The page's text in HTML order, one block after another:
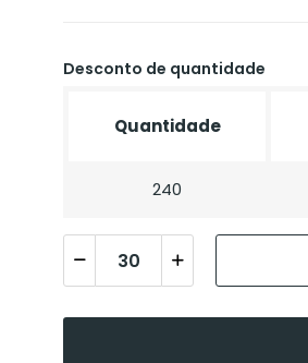
Desconto de quantidade
Quantidade
240